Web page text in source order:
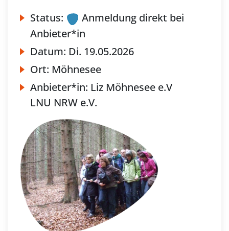
Status:
Anmeldung direkt bei
Anbieter*in
Datum: Di. 19.05.2026
Ort: Möhnesee
Anbieter*in: Liz Möhnesee e.V
LNU NRW e.V.